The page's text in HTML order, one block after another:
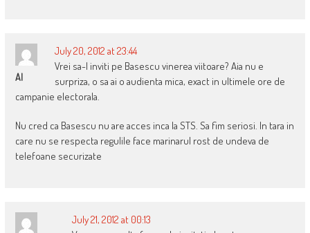
Al
July 20, 2012 at 23:44
Vrei sa-l inviti pe Basescu vinerea viitoare? Aia nu e
surpriza, o sa ai o audienta mica, exact in ultimele ore de
campanie electorala.
Nu cred ca Basescu nu are acces inca la STS. Sa fim seriosi. In tara in
care nu se respecta regulile face marinarul rost de undeva de
telefoane securizate
July 21, 2012 at 00:13